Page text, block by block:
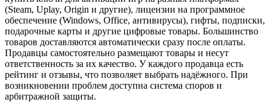
(Steam, Uplay, Origin и другие), лицензии на программное
обеспечение (Windows, Office, антивирусы), гифты, подписки,
подарочные карты и другие цифровые товары. Большинство
товаров доставляются автоматически сразу после оплаты.
Продавцы самостоятельно размещают товары и несут
ответственность за их качество. У каждого продавца есть
рейтинг и отзывы, что позволяет выбрать надёжного. При
возникновении проблем доступна система споров и
арбитражной защиты.